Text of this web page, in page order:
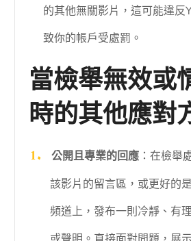
的其他無關影片，這可能違反
致你的帳戶受處罰。
當檢舉無效或
時的其他應對
公開且專業的回應：在檢舉
該影片的留言區，或更好的
頻道上，發布一則冷靜、有